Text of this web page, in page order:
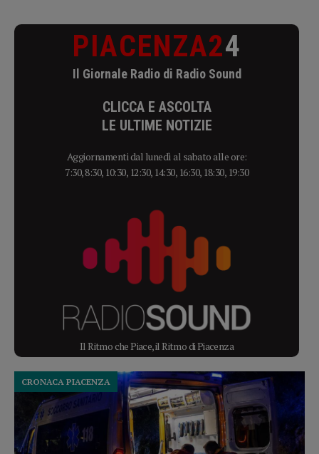
PIACENZA24
Il Giornale Radio di Radio Sound
CLICCA E ASCOLTA
LE ULTIME NOTIZIE
Aggiornamenti dal lunedì al sabato alle ore:
7:30, 8:30, 10:30, 12:30, 14:30, 16:30, 18:30, 19:30
Il Ritmo che Piace, il Ritmo di Piacenza
CRONACA PIACENZA